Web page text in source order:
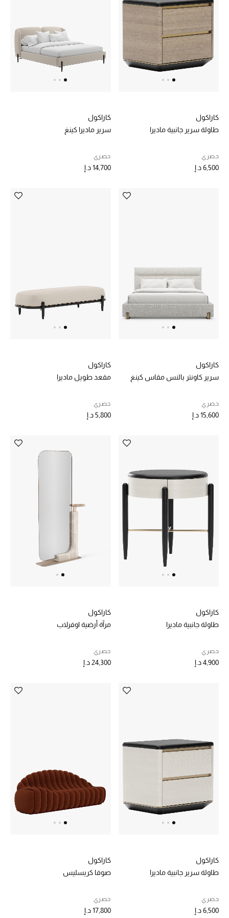
الموسم الجديد
ما وصلنا حديثاً
ركن أناقة المنتجعات
دليل مستلزمات الرجال
جميع الملابس الرجالية
العناية الشخصية بالرجال
صُممت للرجال
خصومات
الهدايا
الموسم الجديد
ركن أناقة المنتجعات
مستلزمات الأطفال الرضع
مستلزمات الأولاد (2 - 14 سنة)
تسوقوا التشكيلة
عرض جميع المنتجات
ما وصلنا حديثا
غرفة الطعام
كاراكول
طاولة سرير جانبية ماديرا
حصري
6,500 د.إ
كاراكول
سرير ماديرا كينغ
حصري
14,700 د.إ
كاراكول
سرير كاونتر بالنس مقاس كينغ
حصري
15,600 د.إ
كاراكول
مقعد طويل ماديرا
حصري
5,800 د.إ
كاراكول
طاولة جانبية ماديرا
حصري
4,900 د.إ
كاراكول
مرآة أرضية اوفرلاب
حصري
24,300 د.إ
كاراكول
طاولة سرير جانبية ماديرا
حصري
6,500 د.إ
كاراكول
صوفا كريسليس
حصري
17,800 د.إ